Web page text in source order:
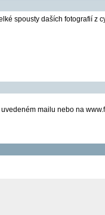
spousty daších fotografií z
mailu nebo na